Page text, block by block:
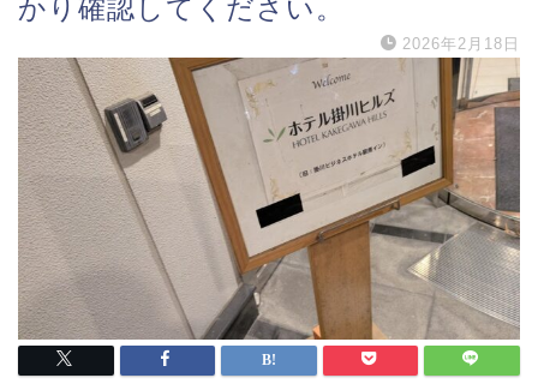
かり確認してください。
2026年2月18日